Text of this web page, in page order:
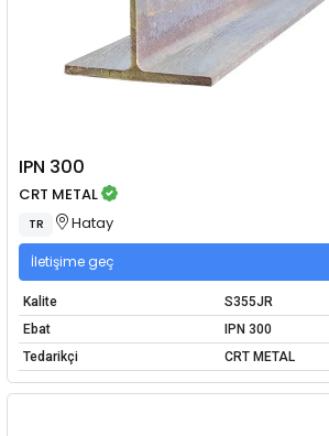
IPN 300
CRT METAL
TR Hatay
İletişime geç
Kalite
S355JR
Ebat
IPN 300
Tedarikçi
CRT METAL